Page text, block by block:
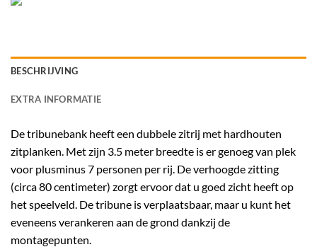
BESCHRIJVING
EXTRA INFORMATIE
De tribunebank heeft een dubbele zitrij met hardhouten
zitplanken. Met zijn 3.5 meter breedte is er genoeg van plek
voor plusminus 7 personen per rij. De verhoogde zitting
(circa 80 centimeter) zorgt ervoor dat u goed zicht heeft op
het speelveld. De tribune is verplaatsbaar, maar u kunt het
eveneens verankeren aan de grond dankzij de
montagepunten.